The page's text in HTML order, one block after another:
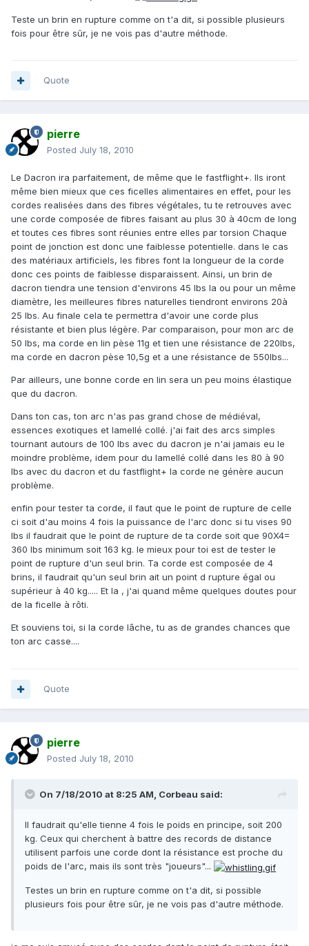
Teste un brin en rupture comme on t'a dit, si possible plusieurs
fois pour être sûr, je ne vois pas d'autre méthode.
Quote
pierre
Posted July 18, 2010
Le Dacron ira parfaitement, de même que le fastflight+. Ils iront
même bien mieux que ces ficelles alimentaires en effet, pour les
cordes realisées dans des fibres végétales, tu te retrouves avec
une corde composée de fibres faisant au plus 30 à 40cm de long
et toutes ces fibres sont réunies entre elles par torsion Chaque
point de jonction est donc une faiblesse potentielle. dans le cas
des matériaux artificiels, les fibres font la longueur de la corde
donc ces points de faiblesse disparaissent. Ainsi, un brin de
dacron tiendra une tension d'environs 45 lbs la ou pour un même
diamètre, les meilleures fibres naturelles tiendront environs 20à
25 lbs. Au finale cela te permettra d'avoir une corde plus
résistante et bien plus légère. Par comparaison, pour mon arc de
50 lbs, ma corde en lin pèse 11g et tien une résistance de 220lbs,
ma corde en dacron pèse 10,5g et a une résistance de 550lbs...
Par ailleurs, une bonne corde en lin sera un peu moins élastique
que du dacron.
Dans ton cas, ton arc n'as pas grand chose de médiéval,
essences exotiques et lamellé collé. j'ai fait des arcs simples
tournant autours de 100 lbs avec du dacron je n'ai jamais eu le
moindre problème, idem pour du lamellé collé dans les 80 à 90
lbs avec du dacron et du fastflight+ la corde ne génère aucun
problème.
enfin pour tester ta corde, il faut que le point de rupture de celle
ci soit d'au moins 4 fois la puissance de l'arc donc si tu vises 90
lbs il faudrait que le point de rupture de ta corde soit que 90X4=
360 lbs minimum soit 163 kg. le mieux pour toi est de tester le
point de rupture d'un seul brin. Ta corde est composée de 4
brins, il faudrait qu'un seul brin ait un point d rupture égal ou
supérieur à 40 kg..... Et la , j'ai quand même quelques doutes pour
de la ficelle à rôti.
Et souviens toi, si la corde lâche, tu as de grandes chances que
ton arc casse....
Quote
pierre
Posted July 18, 2010
On 7/18/2010 at 8:25 AM, Corbeau said:
Il faudrait qu'elle tienne 4 fois le poids en principe, soit 200
kg. Ceux qui cherchent à battre des records de distance
utilisent parfois une corde dont la résistance est proche du
poids de l'arc, mais ils sont très "joueurs"...
Testes un brin en rupture comme on t'a dit, si possible
plusieurs fois pour être sûr, je ne vois pas d'autre méthode.